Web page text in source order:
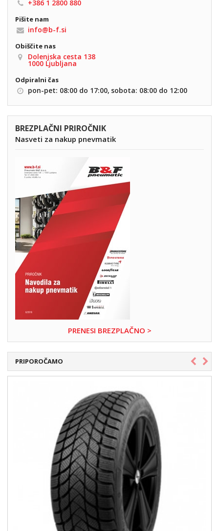
+386 1 2800 880
Pišite nam
info@b-f.si
Obiščite nas
Dolenjska cesta 138
1000 Ljubljana
Odpiralni čas
pon-pet: 08:00 do 17:00, sobota: 08:00 do 12:00
BREZPLAČNI PRIROČNIK
Nasveti za nakup pnevmatik
PRENESI BREZPLAČNO >
PRIPOROČAMO